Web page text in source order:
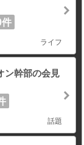
件
ライフ
ン幹部の会見
話題